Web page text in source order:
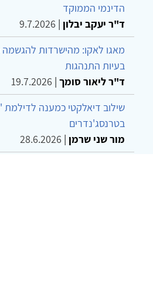
הדינמי הממוקד
ד"ר יעקב יבלון |
9.7.2026
מאגו לאקו: מהישרדות להגשמה
בעיות התנהגות
ד"ר ליאור סומך |
19.7.2026
שילוב דיאלקטי כמענה
בטרנסג'נדרים
מור שני שרמן |
28.6.2026